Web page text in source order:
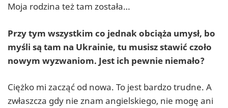
Moja rodzina też tam została…
Przy tym wszystkim co jednak obciąża umysł, bo
myśli są tam na Ukrainie, tu musisz stawić czoło
nowym wyzwaniom. Jest ich pewnie niemało?
Ciężko mi zacząć od nowa. To jest bardzo trudne. A
zwłaszcza gdy nie znam angielskiego, nie mogę ani